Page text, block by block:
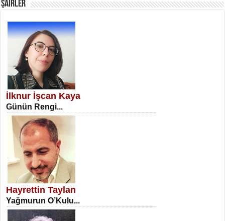
SATILMIŞ ÜMİT ÇETİNKAYA
Erkenlik...
NECLA DİLEK ARSLAN
Öğretmenler Günü Mahkemesi...
ŞAİRLER
İlknur İşcan Kaya
Günün Rengi...
Hayrettin Taylan
Yağmurun O’Kulu...